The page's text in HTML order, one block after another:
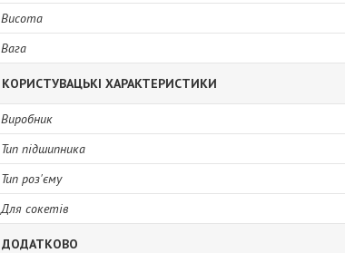
Висота
Вага
КОРИСТУВАЦЬКІ ХАРАКТЕРИСТИКИ
Виробник
Тип підшипника
Тип роз'єму
Для сокетів
ДОДАТКОВО